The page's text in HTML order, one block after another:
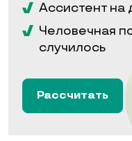
Ассистент на
Человечная
случилось
Рассчитать